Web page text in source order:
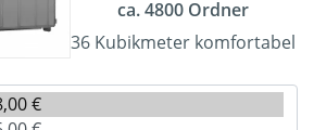
ca. 4800 Ordner
36 Kubikmeter komfortabel